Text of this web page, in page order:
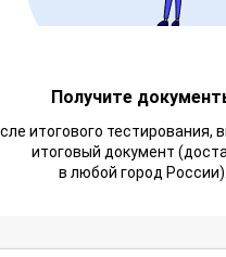
Получите
итогового тестирования,
итоговый документ
в любой город России).